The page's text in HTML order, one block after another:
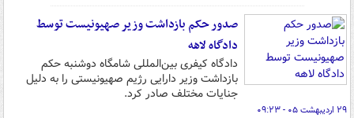
صدور حکم بازداشت وزیر صهیونیست توسط
دادگاه لاهه
دادگاه کیفری بین‌المللی شامگاه دوشنبه حکم
بازداشت وزیر دارایی رژیم صهیونیستی را به دلیل
جنایات مختلف صادر کرد.
۲۹ اردیبهشت ۰۵ - ۰۹:۲۳